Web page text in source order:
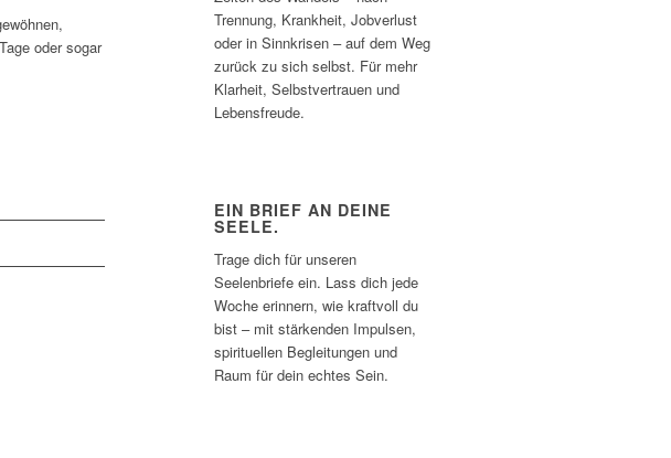
oder sogar
Trennung, Krankheit, Jobverlust
oder in Sinnkrisen – auf dem Weg
zurück zu sich selbst. Für mehr
Klarheit, Selbstvertrauen und
Lebensfreude.
EIN BRIEF AN DEINE
SEELE.
Trage dich für unseren
Seelenbriefe ein. Lass dich jede
Woche erinnern, wie kraftvoll du
bist – mit stärkenden Impulsen,
spirituellen Begleitungen und
Raum für dein echtes Sein.